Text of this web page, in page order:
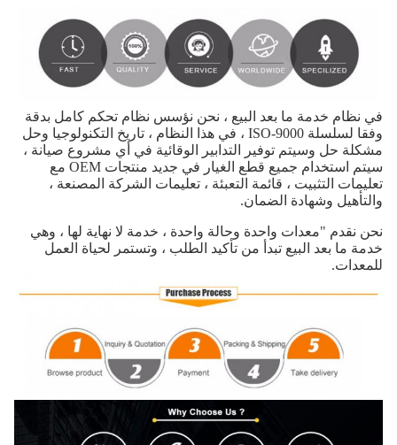
في نظام خدمة ما بعد البيع ، نحن نؤسس نظام تحكم كامل بدقة
وفقا لسلسلة ISO-9000 ، في هذا النظام ، تاريخ التكنولوجيا وحل
مشكلة حل وسيتم توفير التدابير الوقائية في أي مشروع صيانة ،
سيتم استخدام جميع قطع الغيار في جديد منتجات OEM مع
تعليمات التثبيت ، قائمة التعبئة ، تعليمات الشركة المصنعة ،
والتأهيل وشهادة الضمان.
نحن نقدم "معدات واحدة وحالة واحدة ، خدمة لا نهاية لها ، وهي
خدمة ما بعد البيع تبدأ من تأكيد الطلب ، وتستمر لحياة العمل
للمعدات.